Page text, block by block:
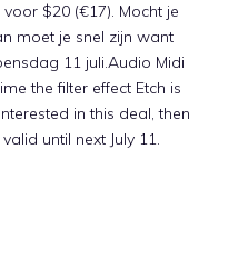
$20 (€17). Mocht je
moet je snel zijn want
11 juli.Audio Midi
the filter effect Etch is
in this deal, then
until next July 11.